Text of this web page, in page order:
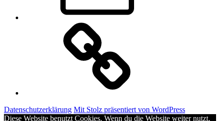
Datenschutzerklärung Mit Stolz präsentiert von WordPress
Diese Website benutzt Cookies. Wenn du die Website weiter nutzt,